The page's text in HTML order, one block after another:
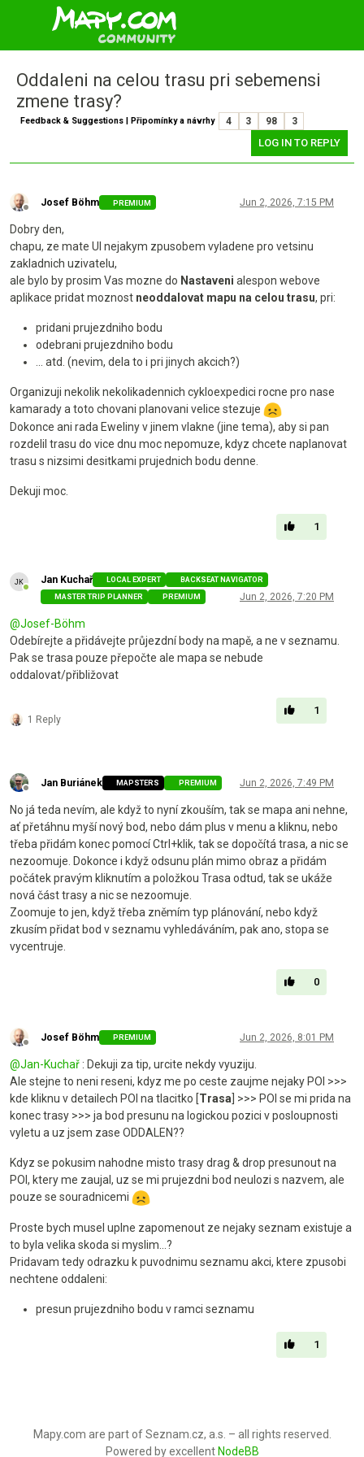
Oddaleni na celou trasu pri sebemensi
zmene trasy?
Feedback & Suggestions | Připomínky a návrhy 4 3 98 3
LOG IN TO REPLY
Josef Böhm PREMIUM Jun 2, 2026, 7:15 PM
Dobry den,
chapu, ze mate UI nejakym zpusobem vyladene pro vetsinu
zakladnich uzivatelu,
ale bylo by prosim Vas mozne do Nastaveni alespon webove
aplikace pridat moznost neoddalovat mapu na celou trasu, pri:
pridani prujezdniho bodu
odebrani prujezdniho bodu
... atd. (nevim, dela to i pri jinych akcich?)
Organizuji nekolik nekolikadennich cykloexpedici rocne pro nase
kamarady a toto chovani planovani velice stezuje
Dokonce ani rada Eweliny v jinem vlakne (jine tema), aby si pan
rozdelil trasu do vice dnu moc nepomuze, kdyz chcete naplanovat
trasu s nizsimi desitkami prujednich bodu denne.
Dekuji moc.
1
Online
Jan Kuchař LOCAL EXPERT
BACKSEAT NAVIGATOR
MASTER TRIP PLANNER
PREMIUM Jun 2, 2026, 7:20 PM
@Josef-Böhm
Odebírejte a přidávejte průjezdní body na mapě, a ne v seznamu.
Pak se trasa pouze přepočte ale mapa se nebude
oddalovat/přibližovat
1 Reply
1
Jan Buriánek MAPSTERS PREMIUM Jun 2, 2026, 7:49 PM
No já teda nevím, ale když to nyní zkouším, tak se mapa ani nehne,
ať přetáhnu myší nový bod, nebo dám plus v menu a kliknu, nebo
třeba přidám konec pomocí Ctrl+klik, tak se dopočítá trasa, a nic se
nezoomuje. Dokonce i když odsunu plán mimo obraz a přidám
počátek pravým kliknutím a položkou Trasa odtud, tak se ukáže
nová část trasy a nic se nezoomuje.
Zoomuje to jen, když třeba zněmím typ plánování, nebo když
zkusím přidat bod v seznamu vyhledáváním, pak ano, stopa se
vycentruje.
0
Josef Böhm PREMIUM Jun 2, 2026, 8:01 PM
@Jan-Kuchař : Dekuji za tip, urcite nekdy vyuziju.
Ale stejne to neni reseni, kdyz me po ceste zaujme nejaky POI >>>
kde kliknu v detailech POI na tlacitko [Trasa ] >>> POI se mi prida na
konec trasy >>> ja bod presunu na logickou pozici v posloupnosti
vyletu a uz jsem zase ODDALEN??
Kdyz se pokusim nahodne misto trasy drag & drop presunout na
POI, ktery me zaujal, uz se mi prujezdni bod neulozi s nazvem, ale
pouze se souradnicemi
Proste bych musel uplne zapomenout ze nejaky seznam existuje a
to byla velika skoda si myslim...?
Pridavam tedy odrazku k puvodnimu seznamu akci, ktere zpusobi
nechtene oddaleni:
presun prujezdniho bodu v ramci seznamu
1
Mapy.com are part of Seznam.cz, a.s. – all rights reserved.
Powered by excellent NodeBB